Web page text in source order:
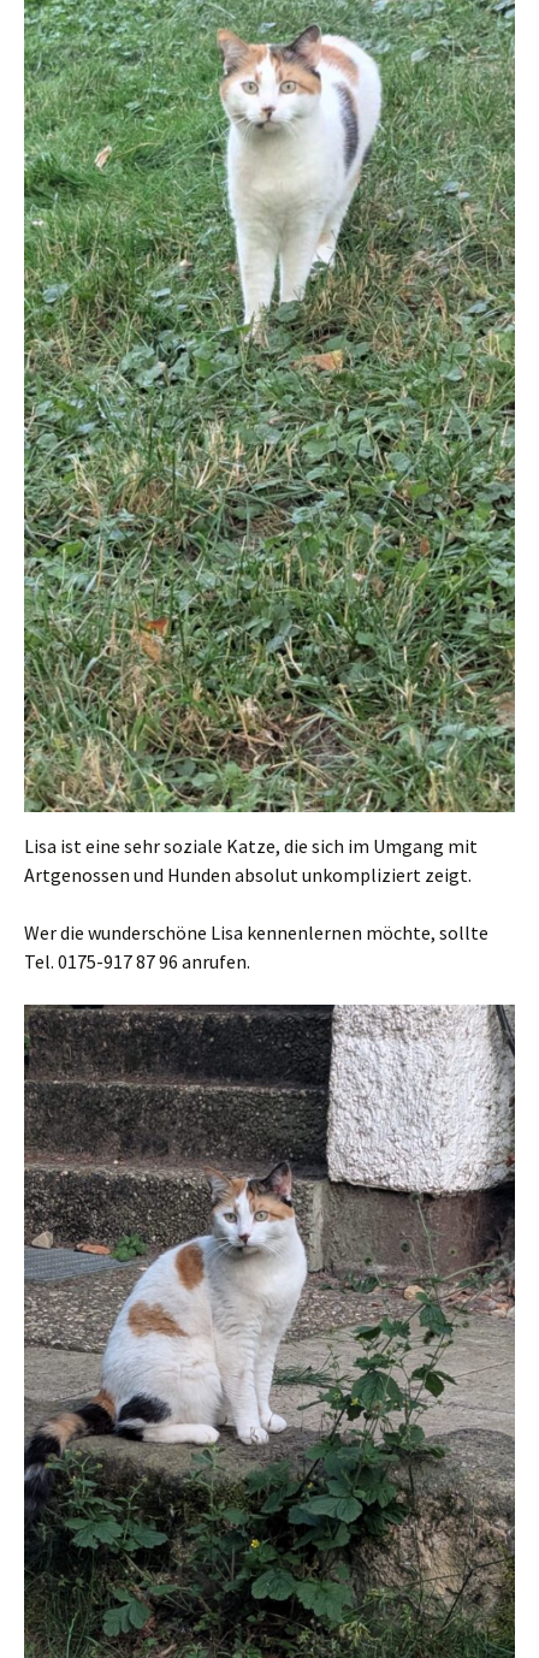
Lisa ist eine sehr soziale Katze, die sich im Umgang mit
Artgenossen und Hunden absolut unkompliziert zeigt.
Wer die wunderschöne Lisa kennenlernen möchte, sollte
Tel. 0175-917 87 96 anrufen.